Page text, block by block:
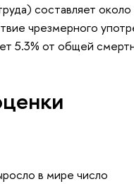
составляет
чрезмерного
5.3% от общей
в мире число